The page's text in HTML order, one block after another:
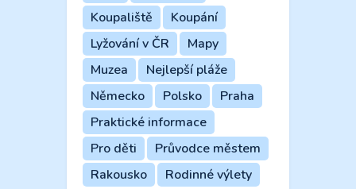
Koupaliště
Koupání
Lyžování v ČR
Mapy
Muzea
Nejlepší pláže
Německo
Polsko
Praha
Praktické informace
Pro děti
Průvodce městem
Rakousko
Rodinné výlety